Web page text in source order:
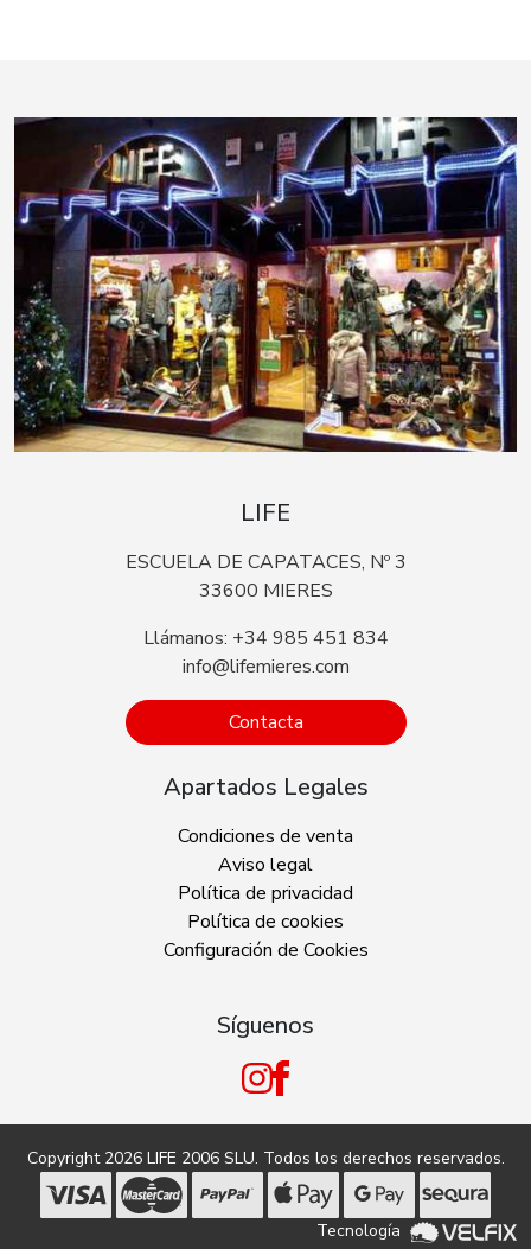
LIFE
ESCUELA DE CAPATACES, Nº 3
33600 MIERES
Llámanos: +34 985 451 834
info@lifemieres.com
Contacta
Apartados Legales
Condiciones de venta
Aviso legal
Política de privacidad
Política de cookies
Configuración de Cookies
Síguenos
Copyright 2026 LIFE 2006 SLU. Todos los derechos reservados.
Tecnología